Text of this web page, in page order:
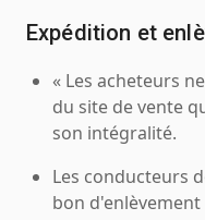
Expédition et
« Les acheteurs
du site de vente
son intégralité.
Les conducteurs
bon